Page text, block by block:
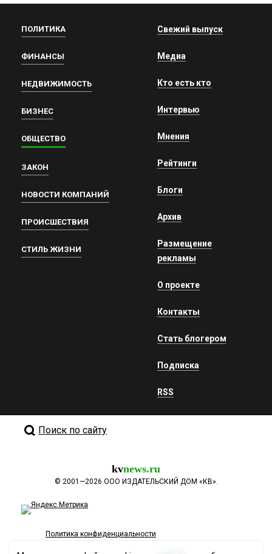
ПОЛИТИКА
ФИНАНСЫ
НЕДВИЖИМОСТЬ
БИЗНЕС
ОБЩЕСТВО
ЗАКОН
НОВОСТИ КОМПАНИЙ
ПРОИСШЕСТВИЯ
СТИЛЬ ЖИЗНИ
Свежий выпуск
Медиа
Кто есть кто
Интервью
Мнения
Рейтинги
Блоги
Архив
Размещение
рекламы
О проекте
Контакты
Стать блогером
Подписка
RSS
Поиск по сайту
kvnews.ru
© 2001—2026 ООО ИЗДАТЕЛЬСКИЙ ДОМ «КВ».
Политика конфиденциальности